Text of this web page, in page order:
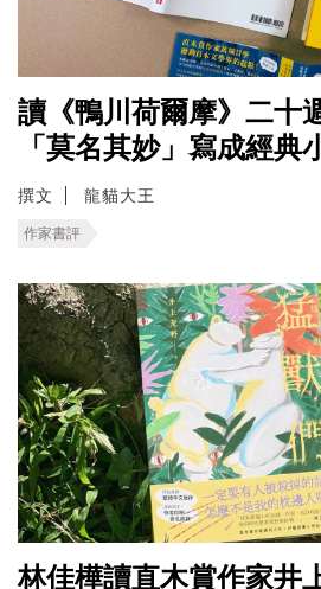
讀《鴨川荷爾摩》二十
「莫名其妙」寫成經典
撰文 龍貓大王
作家書評
林佳樺讀直木賞作家井